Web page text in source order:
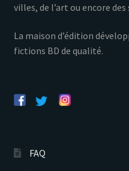
villes, de l’art ou encore
La maison d’édition
fictions BD de qualité.
FAQ